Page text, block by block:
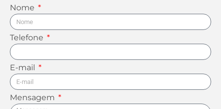
Nome
Telefone
E-mail
Mensagem